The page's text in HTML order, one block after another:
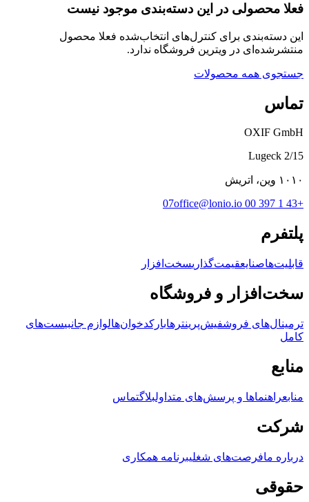
فعلا محصولی در این دسته‌بندی موجود نیست
این دسته‌بندی برای کنترل‌های انتخاب‌شده فعلا محصول
منتشرشده‌ای در ویترین فروشگاه ندارد.
جستجوی همه محصولات
تماس
OXIF GmbH
Lugeck 2/15
۱۰۱۰ وین، اتریش
+43 1 397 00 07
office@lonio.io
پلتفرم
قابلیت‌هاصنایعقیمت‌گذاریسخت‌افزار
سخت‌افزار و فروشگاه
ترمینال‌های فروشفیش‌پرینترهابارکدخوان‌هالوازم جانبیست‌های
کامل
منابع
منابعراهنماها و پرسش‌های متداولبلاگتماس
شرکت
درباره مافرصت‌های شغلیبرنامه همکاری
حقوقی